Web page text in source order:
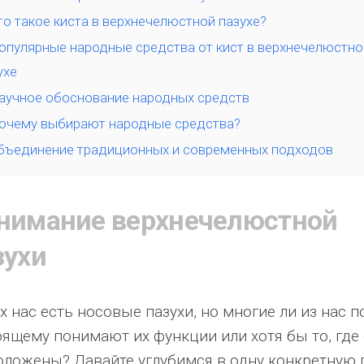
такое киста в верхнечелюстной пазухе?
народные средства от кист в
обоснование народных средств
выбирают народные средства?
традиционных и современных подходов
верхнечелюстной
нас есть носовые пазухи, но многие ли из нас
понимают их функции или хотя бы то, где